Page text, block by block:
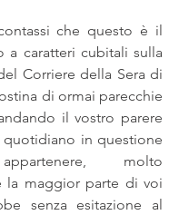
che questo è il
a caratteri cubitali sulla
Corriere della Sera di
di ormai parecchie
il vostro parere
quotidiano in questione
molto
la maggior parte di voi
senza esitazione al